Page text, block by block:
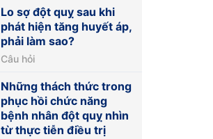
Lo sợ đột quỵ sau khi
phát hiện tăng huyết áp,
phải làm sao?
Câu hỏi
Những thách thức trong
phục hồi chức năng
bệnh nhân đột quỵ nhìn
từ thực tiễn điều trị